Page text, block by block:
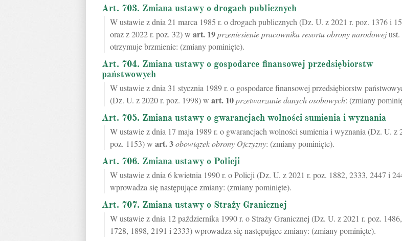
Art. 703. Zmiana ustawy o drogach publicznych
W ustawie z dnia 21 marca 1985 r. o drogach publicznych (Dz. U. z 2021 r. poz. 1376 i
oraz z 2022 r. poz. 32) w art. 19przeniesienie pracownika resortu obrony narodowejust.
otrzymuje brzmienie: (zmiany pominięte).
Art. 704. Zmiana ustawy o gospodarce finansowej przedsiębiorstw
państwowych
W ustawie z dnia 31 stycznia 1989 r. o gospodarce finansowej przedsiębiorstw
(Dz. U. z 2020 r. poz. 1998) w art. 10przetwarzanie danych osobowych: (zmiany
Art. 705. Zmiana ustawy o gwarancjach wolności sumienia i wyznania
W ustawie z dnia 17 maja 1989 r. o gwarancjach wolności sumienia i wyznania (Dz. U. z
poz. 1153) w art.3obowiązek obrony Ojczyzny: (zmiany pominięte).
Art. 706. Zmiana ustawy o Policji
W ustawie z dnia 6 kwietnia 1990 r. o Policji (Dz. U. z 2021 r. poz. 1882, 2333, 2447 i
wprowadza się następujące zmiany: (zmiany pominięte).
Art. 707. Zmiana ustawy o Straży Granicznej
W ustawie z dnia 12 października 1990 r. o Straży Granicznej (Dz. U. z 2021 r. poz. 1486,
1728, 1898, 2191 i 2333) wprowadza się następujące zmiany: (zmiany pominięte).